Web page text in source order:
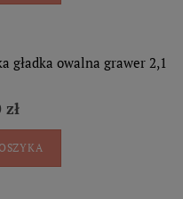
gładka owalna grawer 2,1
zł